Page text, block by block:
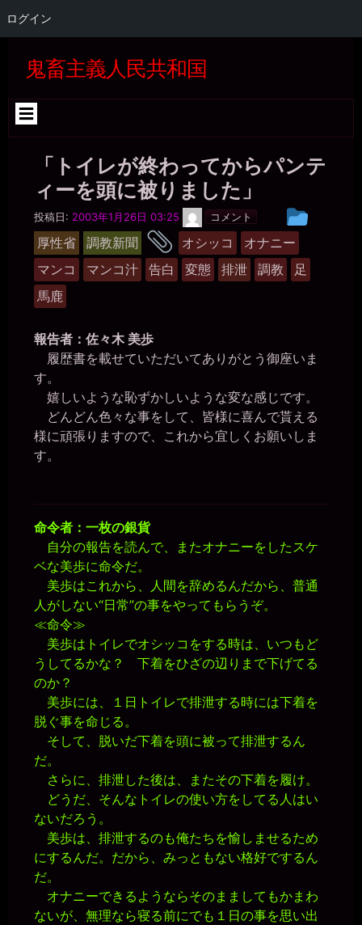
ログイン
ン
テ
ス
ッ
プ
鬼畜主義人民共和国
「トイレが終わってからパンテ
ィーを頭に被りました」
投稿日: 2003年1月26日 03:25
佐々
木
歩
コメント
グ
ル
厚性省 調教新聞
タ
グ
オシッコ
オナニー
マンコ
マンコ汁 告白 変態 排泄 調教
足
馬鹿
報告者：佐々木 美歩
履歴書を載せていただいてありがとう御座いま
す。
嬉しいような恥ずかしいような変な感じです。
どんどん色々な事をして、皆様に喜んで貰える
様に頑張りますので、これから宜しくお願いしま
す。
命令者：一枚の銀貨
自分の報告を読んで、またオナニーをしたスケ
ベな美歩に命令だ。
美歩はこれから、人間を辞めるんだから、普通
人がしない“日常”の事をやってもらうぞ。
≪命令≫
美歩はトイレでオシッコをする時は、いつもど
うしてるかな？ 下着をひざの辺りまで下げてる
のか？
美歩には、１日トイレで排泄する時には下着を
脱ぐ事を命じる。
そして、脱いだ下着を頭に被って排泄するん
だ。
さらに、排泄した後は、またその下着を履け。
どうだ、そんなトイレの使い方をしてる人はい
ないだろう。
美歩は、排泄するのも俺たちを愉しませるため
にするんだ。だから、みっともない格好でするん
だ。
オナニーできるようならそのまましてもかまわ
ないが、無理なら寝る前にでも１日の事を思い出